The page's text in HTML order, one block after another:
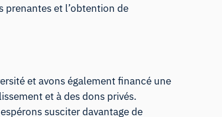
prenantes et l’obtention de
et avons également financé une
et à des dons privés.
susciter davantage de